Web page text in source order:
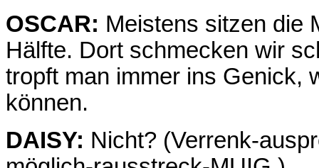
OSCAR: Meistens sitzen die
Hälfte. Dort schmecken wir
tropft man immer ins Genick,
können.
DAISY: Nicht? (Verrenk-